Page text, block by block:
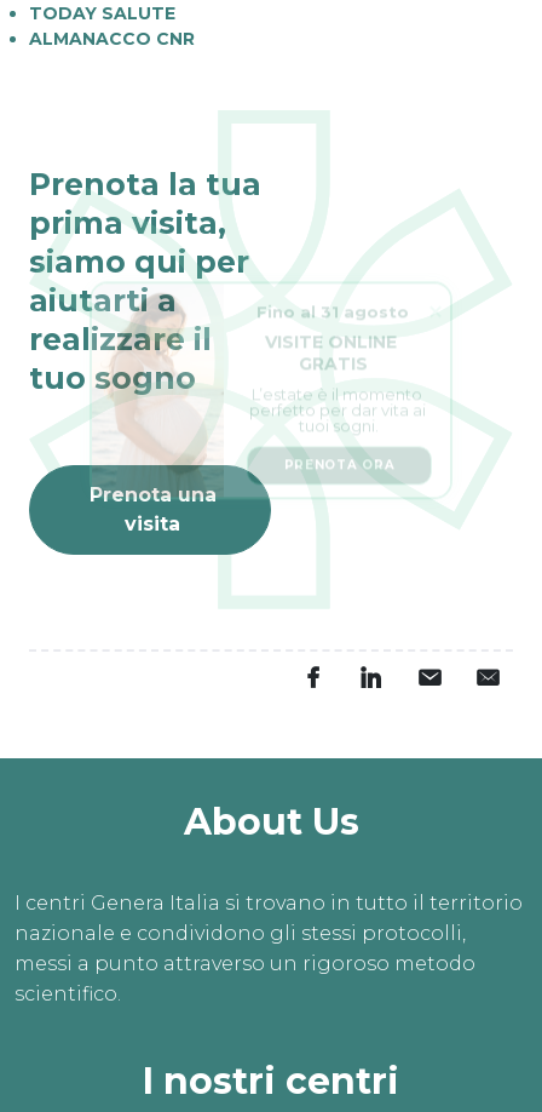
TODAY SALUTE
ALMANACCO CNR
Prenota la tua
prima visita,
siamo qui per
aiutarti a
realizzare il
tuo sogno
Prenota una
visita
About Us
I centri Genera Italia si trovano in tutto il territorio
nazionale e condividono gli stessi protocolli,
messi a punto attraverso un rigoroso metodo
scientifico.
I nostri centri
GRATIS
perfetto per dar vita ai
tuoi sogni.
PRENOTA ORA